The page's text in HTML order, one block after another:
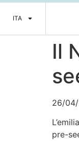
ITA
Il
26/
pre-